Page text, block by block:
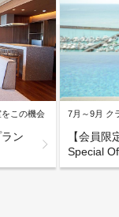
この機会
ン
7月～9月 ク
【会員
Special